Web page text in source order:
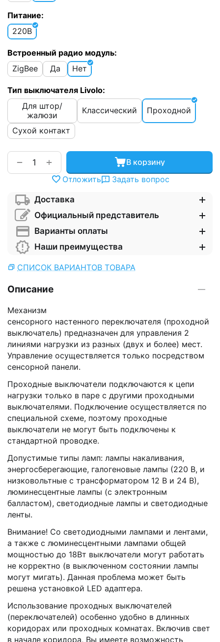
Питание:
220В
Встроенный радио модуль:
ZigBee
Да Нет
Тип выключателя Livolo:
Для штор/
жалюзи
Классический Проходной
Сухой контакт
+
−
В корзину
Отложить
Задать вопрос
Доставка
Официальный представитель
Варианты оплаты
Наши преимущества
СПИСОК ВАРИАНТОВ ТОВАРА
Описание
Механизм
сенсорного настенного переключателя (проходной
выключатель) предназначен для управления 2
линиями нагрузки из разных (двух и более) мест.
Управление осуществляется только посредством
сенсорной панели.
Проходные выключатели подключаются к цепи
нагрузки только в паре с другими проходными
выключателями. Подключение осуществляется по
специальной схеме, поэтому проходные
выключатели не могут быть подключены к
стандартной проводке.
Допустимые типы ламп: лампы накаливания,
энергосберегающие, галогеновые лампы (220 В, и
низковольтные с трансформатором 12 В и 24 В),
люминесцентные лампы (с электронным
балластом), светодиодные лампы и светодиодные
ленты.
Внимание! Со светодиодными лампами и лентами,
а также с люминесцентными лампами общей
мощностью до 18Вт выключатели могут работать
не корректно (в выключенном состоянии лампы
могут мигать). Данная проблема может быть
решена установкой LED адаптера.
Использование проходных выключателей
(переключателей) особенно удобно в длинных
коридорах или проходных комнатах. Включив свет
в начале коридора, Вы имеете возможность